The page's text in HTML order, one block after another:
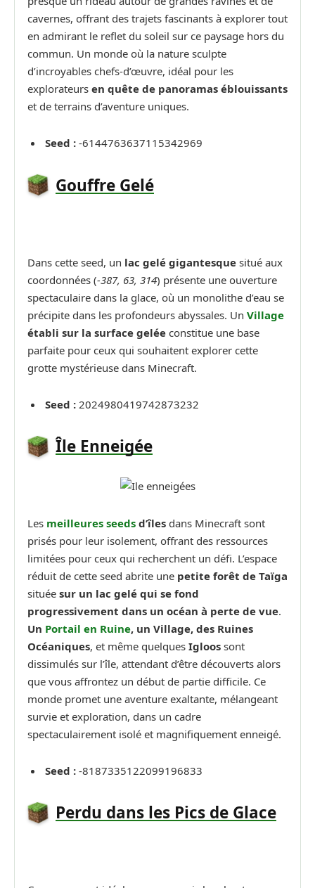
cavernes, offrant des trajets fascinants à explorer tout
en admirant le reflet du soleil sur ce paysage hors du
commun. Un monde où la nature sculpte
d’incroyables chefs-d’œuvre, idéal pour les
explorateurs en quête de panoramas éblouissants
et de terrains d’aventure uniques.
Seed : -6144763637115342969
Gouffre Gelé
Dans cette seed, un lac gelé gigantesque situé aux
coordonnées (-387, 63, 314) présente une ouverture
spectaculaire dans la glace, où un monolithe d’eau se
précipite dans les profondeurs abyssales. Un Village
établi sur la surface gelée constitue une base
parfaite pour ceux qui souhaitent explorer cette
grotte mystérieuse dans Minecraft.
Seed : 2024980419742873232
Île Enneigée
Les meilleures seeds d’îles dans Minecraft sont
prisés pour leur isolement, offrant des ressources
limitées pour ceux qui recherchent un défi. L’espace
réduit de cette seed abrite une petite forêt de Taïga
située sur un lac gelé qui se fond
progressivement dans un océan à perte de vue.
Un Portail en Ruine, un Village, des Ruines
Océaniques, et même quelques Igloos sont
dissimulés sur l’île, attendant d’être découverts alors
que vous affrontez un début de partie difficile. Ce
monde promet une aventure exaltante, mélangeant
survie et exploration, dans un cadre
spectaculairement isolé et magnifiquement enneigé.
Seed : -8187335122099196833
Perdu dans les Pics de Glace